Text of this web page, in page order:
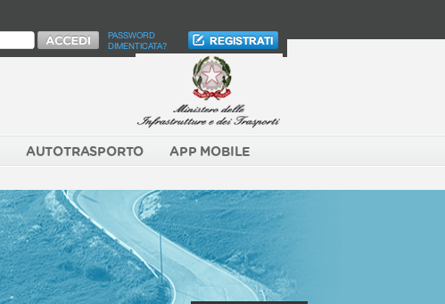
PASSWORD
DIMENTICATA?
AUTOTRASPORTO APP MOBILE